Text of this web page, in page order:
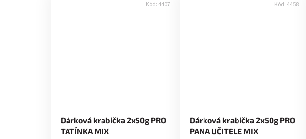
Dárková krabička 2x50g PRO
TATÍNKA MIX
Kód:4407
Dárková krabička 2x50g PRO
PANA UČITELE MIX
Kód:4458